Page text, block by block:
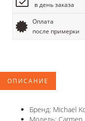
в день заказа
Оплата
после примерки
ОПИСАНИЕ
Бренд: Michael